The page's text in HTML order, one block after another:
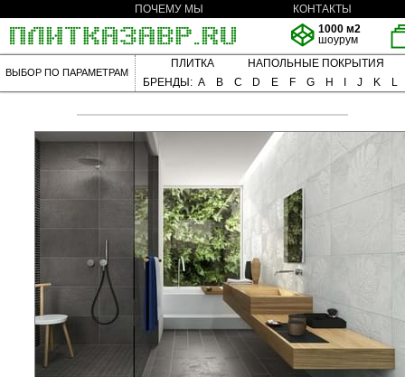
ПОЧЕМУ МЫ
КОНТАКТЫ
1000 м2
шоурум
ВЫБОР ПО ПАРАМЕТРАМ
ПЛИТКА
НАПОЛЬНЫЕ ПОКРЫТИЯ
БРЕНДЫ: A B C D E F G H J K L